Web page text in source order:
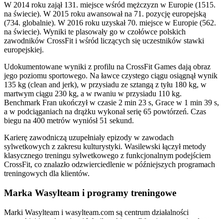
W 2014 roku zajął 131. miejsce wśród mężczyzn w Europie (1515.
na świecie). W 2015 roku awansował na 71. pozycję europejską
(734. globalnie). W 2016 roku uzyskał 70. miejsce w Europie (562.
na świecie). Wyniki te plasowały go w czołówce polskich
zawodników CrossFit i wśród liczących się uczestników stawki
europejskiej.
Udokumentowane wyniki z profilu na CrossFit Games dają obraz
jego poziomu sportowego. Na ławce czystego ciągu osiągnął wynik
135 kg (clean and jerk), w przysiadu ze sztangą z tyłu 180 kg, w
martwym ciągu 230 kg, a w rwaniu w przysiadu 110 kg.
Benchmark Fran ukończył w czasie 2 min 23 s, Grace w 1 min 39 s,
a w podciąganiach na drążku wykonał serię 65 powtórzeń. Czas
biegu na 400 metrów wyniósł 51 sekund.
Karierę zawodniczą uzupełniały epizody w zawodach
sylwetkowych z zakresu kulturystyki. Wasilewski łączył metody
klasycznego treningu sylwetkowego z funkcjonalnym podejściem
CrossFit, co znalazło odzwierciedlenie w późniejszych programach
treningowych dla klientów.
Marka Wasylteam i programy treningowe
Marki Wasylteam i wasylteam.com są centrum działalności